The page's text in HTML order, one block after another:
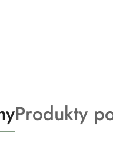
Produkty
o
Produkty